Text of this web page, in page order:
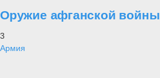
Оружие афганской войны
3
Армия